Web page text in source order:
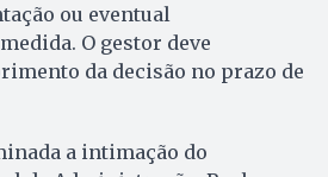
ou eventual
O gestor deve
da decisão no prazo de
a intimação do